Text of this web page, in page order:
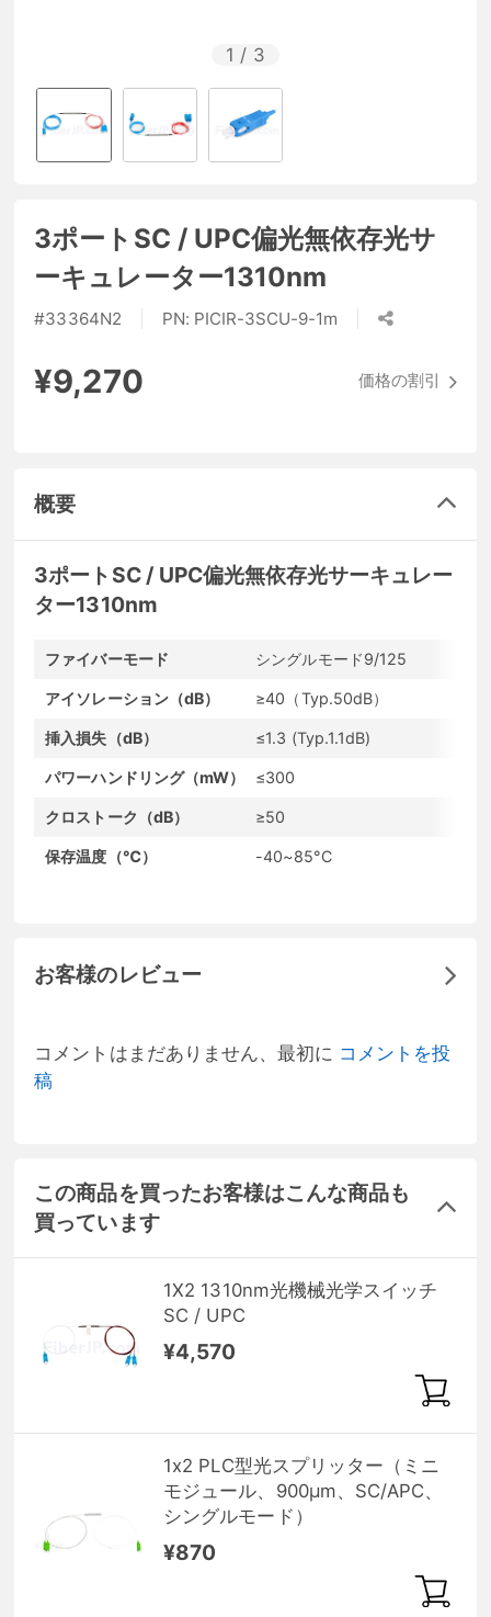
1 / 3
3ポートSC / UPC偏光無依存光サ
ーキュレーター1310nm
#33364N2 PN: PICIR-3SCU-9-1m
¥9,270 価格の割引
概要
3ポートSC / UPC偏光無依存光サーキュレー
ター1310nm
ファイバーモード シングルモード9/125
アイソレーション（dB） ≥40（Typ.50dB）
挿入損失（dB） ≤1.3 (Typ.1.1dB)
パワーハンドリング（mW） ≤300
クロストーク（dB） ≥50
保存温度（℃） -40~85°C
お客様のレビュー
コメントはまだありません、最初に コメントを投
稿
この商品を買ったお客様はこんな商品も
買っています
1X2 1310nm光機械光学スイッチ
SC / UPC
¥4,570
1x2 PLC型光スプリッター（ミニ
モジュール、900μm、SC/APC、
シングルモード）
¥870